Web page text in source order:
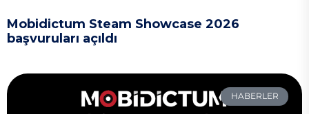
Mobidictum Steam Showcase 2026
başvuruları açıldı
HABERLER